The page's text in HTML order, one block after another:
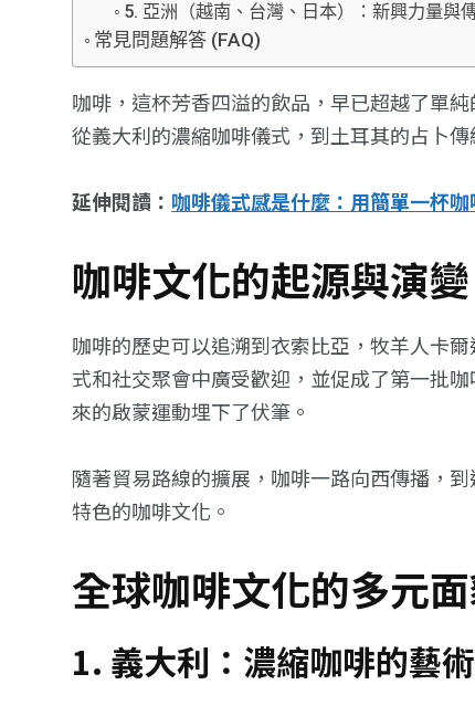
5. 亞洲（越南、台灣、日本）：新興力量與
常見問題解答 (FAQ)
咖啡，這杯芳香四溢的飲品，早已超越了單
從義大利的濃縮咖啡儀式，到土耳其的占卜
延伸閱讀： 咖啡儀式感是什麼：用簡單一杯
咖啡文化的起源與演變
咖啡的歷史可以追溯到衣索比亞，牧羊人卡
式和社交聚會中廣受歡迎，並促成了第一批
來的啟蒙運動埋下了伏筆。
隨著貿易路線的擴展，咖啡一路向西傳播，
特色的咖啡文化。
全球咖啡文化的多元
1. 義大利：濃縮咖啡的藝